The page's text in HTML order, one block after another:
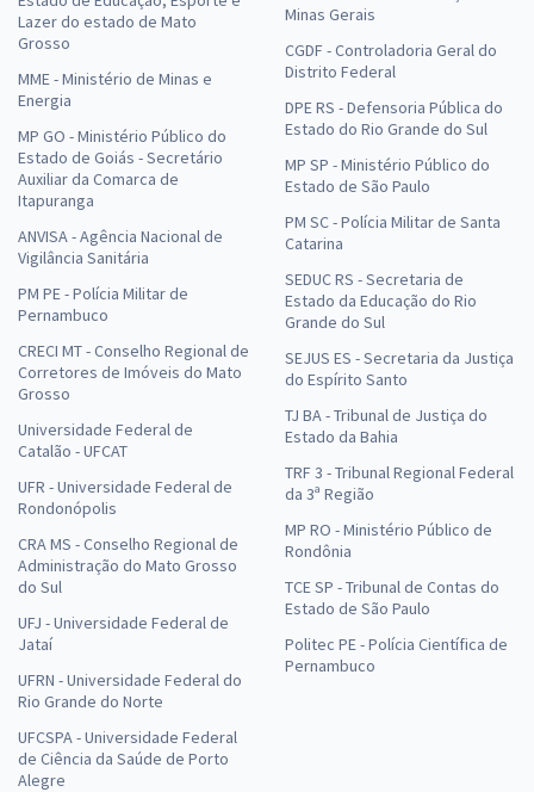
Lazer do estado de Mato
Grosso
MME - Ministério de Minas e
Energia
MP GO - Ministério Público do
Estado de Goiás - Secretário
Auxiliar da Comarca de
Itapuranga
ANVISA - Agência Nacional de
Vigilância Sanitária
PM PE - Polícia Militar de
Pernambuco
CRECI MT - Conselho Regional de
Corretores de Imóveis do Mato
Grosso
Universidade Federal de
Catalão - UFCAT
UFR - Universidade Federal de
Rondonópolis
CRA MS - Conselho Regional de
Administração do Mato Grosso
do Sul
UFJ - Universidade Federal de
Jataí
UFRN - Universidade Federal do
Rio Grande do Norte
UFCSPA - Universidade Federal
de Ciência da Saúde de Porto
Alegre
Minas Gerais
CGDF - Controladoria Geral do
Distrito Federal
DPE RS - Defensoria Pública do
Estado do Rio Grande do Sul
MP SP - Ministério Público do
Estado de São Paulo
PM SC - Polícia Militar de Santa
Catarina
SEDUC RS - Secretaria de
Estado da Educação do Rio
Grande do Sul
SEJUS ES - Secretaria da Justiça
do Espírito Santo
TJ BA - Tribunal de Justiça do
Estado da Bahia
TRF 3 - Tribunal Regional Federal
da 3ª Região
MP RO - Ministério Público de
Rondônia
TCE SP - Tribunal de Contas do
Estado de São Paulo
Politec PE - Polícia Científica de
Pernambuco